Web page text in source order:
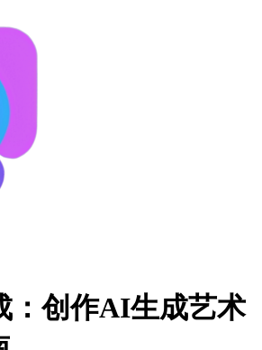
：创作AI生成艺术